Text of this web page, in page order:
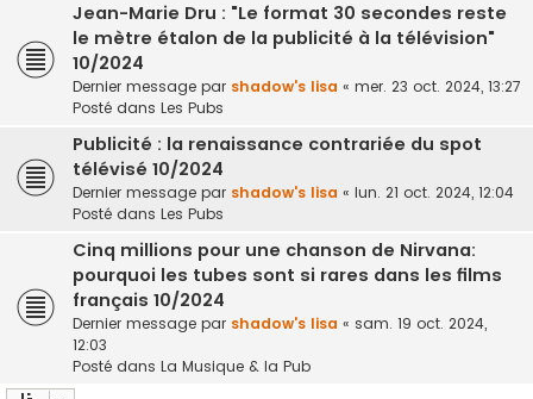
Jean-Marie Dru : "Le format 30 secondes reste
le mètre étalon de la publicité à la télévision"
10/2024
Dernier message par shadow's lisa « mer. 23 oct. 2024, 13:27
Posté dans Les Pubs
Publicité : la renaissance contrariée du spot
télévisé 10/2024
Dernier message par shadow's lisa « lun. 21 oct. 2024, 12:04
Posté dans Les Pubs
Cinq millions pour une chanson de Nirvana:
pourquoi les tubes sont si rares dans les films
français 10/2024
Dernier message par shadow's lisa « sam. 19 oct. 2024,
12:03
Posté dans La Musique & la Pub